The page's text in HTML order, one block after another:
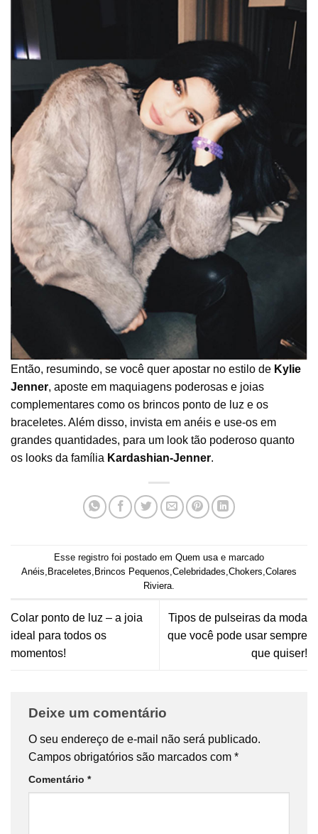
Então, resumindo, se você quer apostar no estilo de Kylie
Jenner, aposte em maquiagens poderosas e joias
complementares como os brincos ponto de luz e os
braceletes. Além disso, invista em anéis e use-os em
grandes quantidades, para um look tão poderoso quanto
os looks da família Kardashian-Jenner.
Esse registro foi postado em Quem usa e marcado
Anéis Braceletes Brincos Pequenos Celebridades Chokers Colares
Riviera
Colar ponto de luz – a joia
ideal para todos os
momentos!
Tipos de pulseiras da moda
que você pode usar sempre
que quiser!
Deixe um comentário
O seu endereço de e-mail não será publicado.
Campos obrigatórios são marcados com *
Comentário *